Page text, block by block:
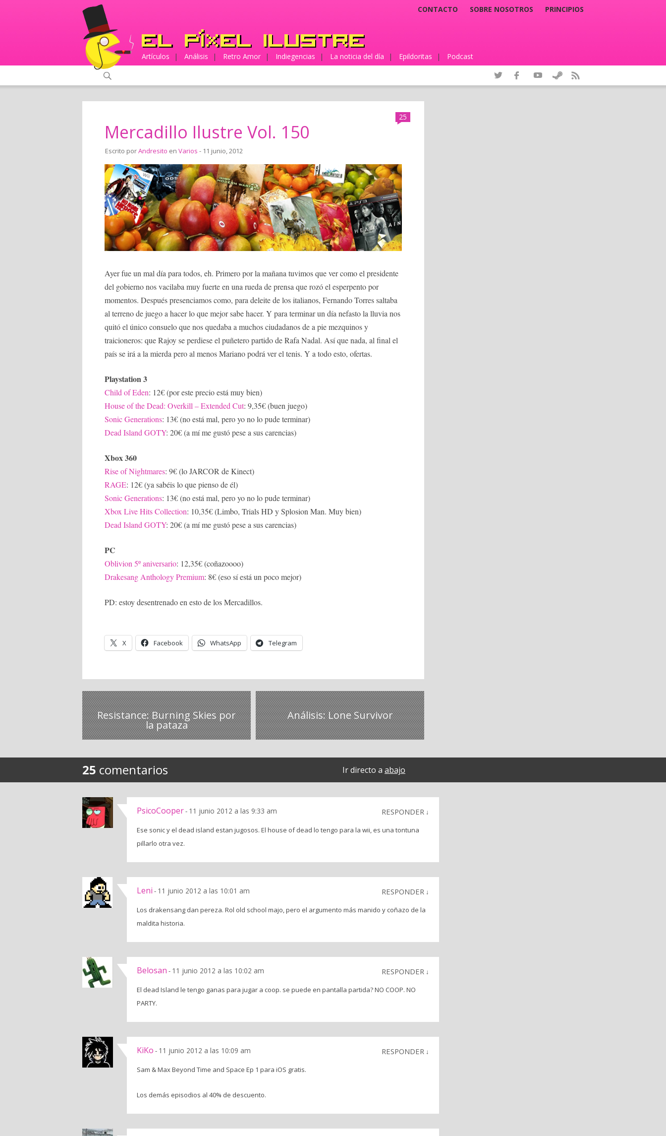
CONTACTO SOBRE NOSOTROS PRINCIPIOS
Artículos | Análisis | Retro Amor | Indiegencias | La noticia del día | Epildoritas | Podcast
25
Mercadillo Ilustre Vol. 150
Escrito porAndresito en Varios - 11 junio, 2012
Ayer fue un mal día para todos, eh. Primero por la mañana tuvimos que ver como el presidente
del gobierno nos vacilaba muy fuerte en una rueda de prensa que rozó el esperpento por
momentos. Después presenciamos como, para deleite de los italianos, Fernando Torres saltaba
al terreno de juego a hacer lo que mejor sabe hacer. Y para terminar un día nefasto la lluvia nos
quitó el único consuelo que nos quedaba a muchos ciudadanos de a pie mezquinos y
traicioneros: que Rajoy se perdiese el puñetero partido de Rafa Nadal. Así que nada, al final el
país se irá a la mierda pero al menos Mariano podrá ver el tenis. Y a todo esto, ofertas.
Playstation 3
Child of Eden: 12€ (por este precio está muy bien)
House of the Dead: Overkill – Extended Cut: 9,35€ (buen juego)
Sonic Generations: 13€ (no está mal, pero yo no lo pude terminar)
Dead Island GOTY: 20€ (a mí me gustó pese a sus carencias)
Xbox 360
Rise of Nightmares: 9€ (lo JARCOR de Kinect)
RAGE: 12€ (ya sabéis lo que pienso de él)
Sonic Generations: 13€ (no está mal, pero yo no lo pude terminar)
Xbox Live Hits Collection: 10,35€ (Limbo, Trials HD y Splosion Man. Muy bien)
Dead Island GOTY: 20€ (a mí me gustó pese a sus carencias)
PC
Oblivion 5º aniversario: 12,35€ (coñazoooo)
Drakesang Anthology Premium: 8€ (eso sí está un poco mejor)
PD: estoy desentrenado en esto de los Mercadillos.
X Facebook WhatsApp Telegram
Resistance: Burning Skies por
la pataza
Análisis: Lone Survivor
25 comentarios Ir directo a abajo
PsicoCooper- 11 junio 2012 a las 9:33 am RESPONDER ↓
Ese sonic y el dead island estan jugosos. El house of dead lo tengo para la wii, es una tontuna
pillarlo otra vez.
Leni - 11 junio 2012 a las 10:01 am RESPONDER ↓
Los drakensang dan pereza. Rol old school majo, pero el argumento más manido y coñazo de la
maldita historia.
Belosan - 11 junio 2012 a las 10:02 am RESPONDER ↓
El dead Island le tengo ganas para jugar a coop. se puede en pantalla partida? NO COOP. NO
PARTY.
KiKo - 11 junio 2012 a las 10:09 am RESPONDER ↓
Sam & Max Beyond Time and Space Ep 1 para iOS gratis.
Los demás episodios al 40% de descuento.